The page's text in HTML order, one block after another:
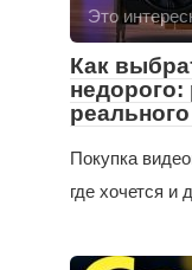
Это
Как
Покупка
где хочется и